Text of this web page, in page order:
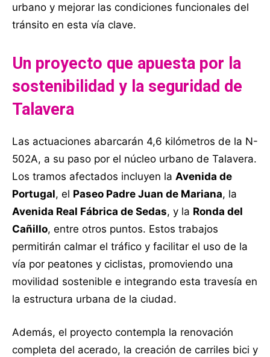
urbano y mejorar las condiciones funcionales del
tránsito en esta vía clave.
Un proyecto que apuesta por la
sostenibilidad y la seguridad de
Talavera
Las actuaciones abarcarán 4,6 kilómetros de la N-
502A, a su paso por el núcleo urbano de Talavera.
Los tramos afectados incluyen la Avenida de
Portugal, el Paseo Padre Juan de Mariana, la
Avenida Real Fábrica de Sedas, y la Ronda del
Cañillo, entre otros puntos. Estos trabajos
permitirán calmar el tráfico y facilitar el uso de la
vía por peatones y ciclistas, promoviendo una
movilidad sostenible e integrando esta travesía en
la estructura urbana de la ciudad.
Además, el proyecto contempla la renovación
completa del acerado, la creación de carriles bici y